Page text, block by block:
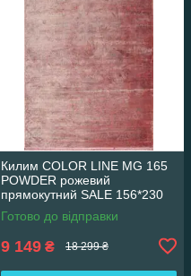
Килим COLOR LINE MG 165
POWDER рожевий
прямокутний SALE 156*230
см
Готово до відправки
9 149 ₴ 18 299 ₴